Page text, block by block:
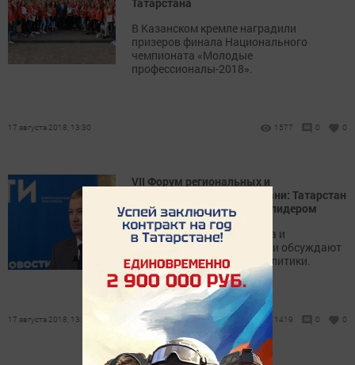
Татарстана
В Казанском кремле наградили
призеров финала Национального
чемпионата «Молодые
профессионалы-2018».
17 августа 2018, 13:30 1577 0 0
VII Форум региональных и
национальных СМИ в Казани: Татарстан
для всей России является лидером
Представители масс-медиа и
министерств со всей России обсуждают
вопросы национальной политики.
17 августа 2018, 13:16 1419 0 0